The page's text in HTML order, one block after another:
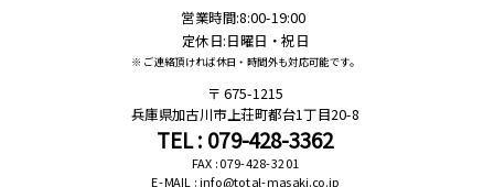
営業時間:8:00-19:00
定休日:日曜日・祝日
※ ご連絡頂ければ休日・時間外も対応可能です。
675-1215
兵庫県加古川市上荘町都台1丁目20-8
TEL : 079-428-3362
FAX : 079-428-3201
E-MAIL : info@total-masaki.co.jp